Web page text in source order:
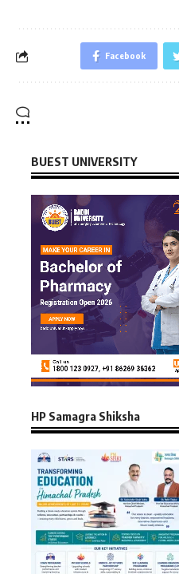
Facebook
BUEST UNIVERSITY
HP Samagra Shiksha